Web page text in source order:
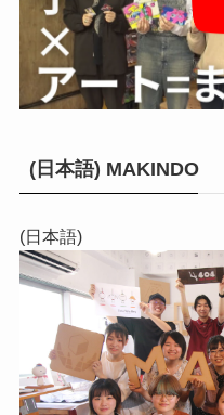
(日本語) MAKINDO
(日本語)